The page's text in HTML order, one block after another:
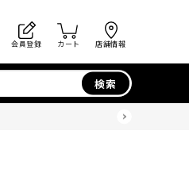
会員登録 カート 店舗情報
検索